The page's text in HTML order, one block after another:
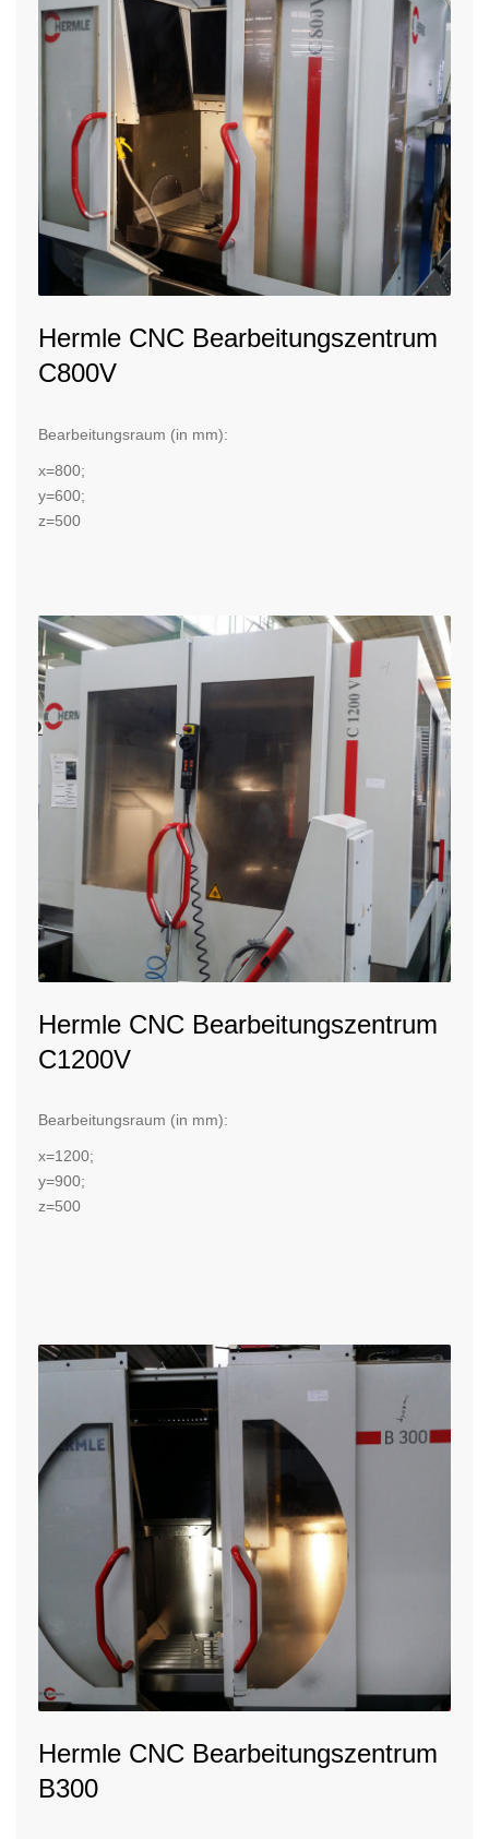
Hermle CNC Bearbeitungszentrum
C800V
Bearbeitungsraum (in mm):
x=800;
y=600;
z=500
Hermle CNC Bearbeitungszentrum
C1200V
Bearbeitungsraum (in mm):
x=1200;
y=900;
z=500
Hermle CNC Bearbeitungszentrum
B300